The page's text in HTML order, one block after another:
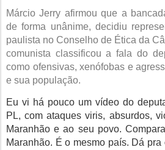
Márcio Jerry afirmou que a
de forma unânime, decidiu
paulista no Conselho de Ética da
comunista classificou a fala do
como ofensivas, xenófobas e
e sua população.
Eu vi há pouco um vídeo do
PL, com ataques viris, absurdos,
Maranhão e ao seu povo.
Maranhão. É o mesmo país. Dá